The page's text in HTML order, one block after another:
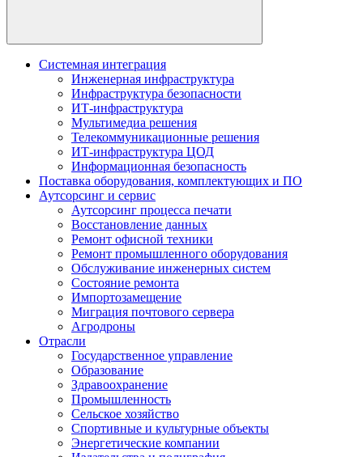
Системная интеграция
Инженерная инфраструктура
Инфраструктура безопасности
ИТ-инфраструктура
Мультимедиа решения
Телекоммуникационные решения
ИТ-инфраструктура ЦОД
Информационная безопасность
Поставка оборудования, комплектующих и ПО
Аутсорсинг и сервис
Аутсорсинг процесса печати
Восстановление данных
Ремонт офисной техники
Ремонт промышленного оборудования
Обслуживание инженерных систем
Состояние ремонта
Импортозамещение
Миграция почтового сервера
Агродроны
Отрасли
Государственное управление
Образование
Здравоохранение
Промышленность
Сельское хозяйство
Спортивные и культурные объекты
Энергетические компании